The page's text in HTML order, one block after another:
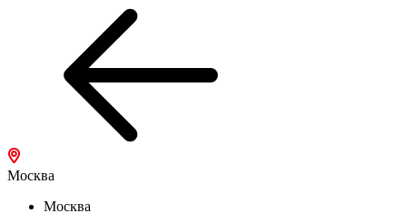
Москва
Москва